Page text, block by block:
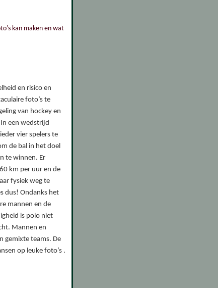
kan maken en wat
en risico en
foto’s te
van hockey en
een wedstrijd
vier spelers te
de bal in het doel
te winnen. Er
km per uur en de
fysiek weg te
dus! Ondanks het
mannen en de
is polo niet
Mannen en
gemixte teams. De
op leuke foto’s .